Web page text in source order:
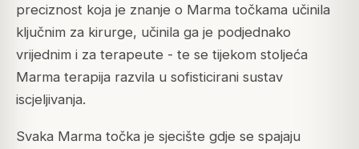
preciznost koja je znanje o Marma točkama učinila
ključnim za kirurge, učinila ga je podjednako
vrijednim i za terapeute - te se tijekom stoljeća
Marma terapija razvila u sofisticirani sustav
iscjeljivanja.
Svaka Marma točka je sjecište gdje se spajaju